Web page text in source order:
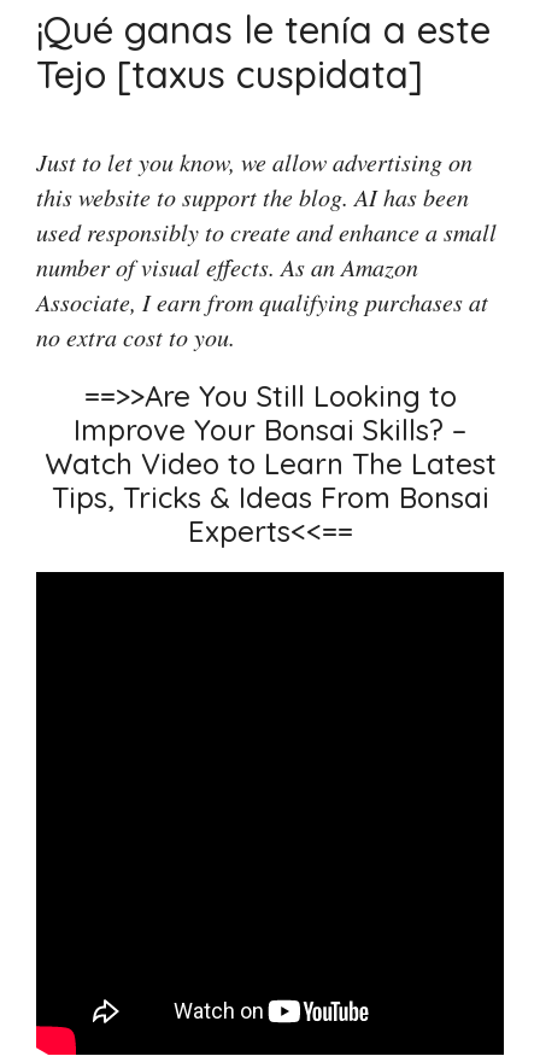
¡Qué ganas le tenía a este
Tejo [taxus cuspidata]
Just to let you know, we allow advertising on
this website to support the blog. AI has been
used responsibly to create and enhance a small
number of visual effects. As an Amazon
Associate, I earn from qualifying purchases at
no extra cost to you.
==>>Are You Still Looking to
Improve Your Bonsai Skills? –
Watch Video to Learn The Latest
Tips, Tricks & Ideas From Bonsai
Experts<<==